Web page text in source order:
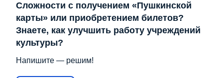
Сложности с получением «Пушкинской
карты» или приобретением билетов?
Знаете, как улучшить работу учреждений
культуры?
Напишите — решим!